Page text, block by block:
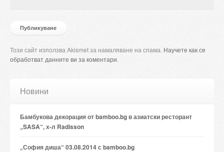
Този сайт използва Akismet за намаляване на спама. Научете как се
обработват данните ви за коментари.
Новини
Бамбукова декорация от bamboo.bg в азиатски ресторант
„SASA“, х-л Radisson
„София диша“ 03.08.2014 с bamboo.bg